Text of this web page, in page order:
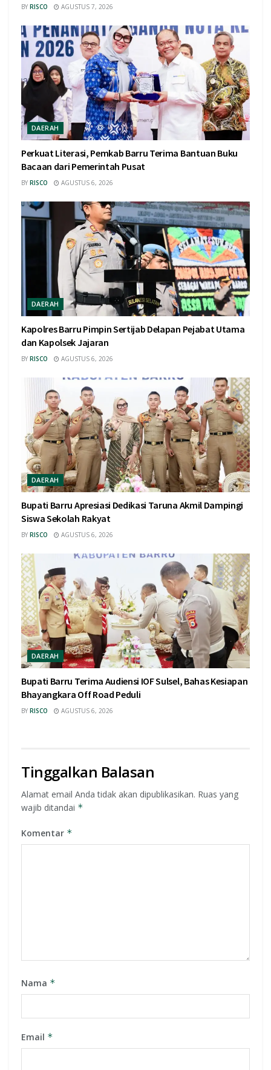
BY RISCO AGUSTUS 7, 2026
DAERAH
Perkuat Literasi, Pemkab Barru Terima Bantuan Buku
Bacaan dari Pemerintah Pusat
BY RISCO AGUSTUS 6, 2026
DAERAH
Kapolres Barru Pimpin Sertijab Delapan Pejabat Utama
dan Kapolsek Jajaran
BY RISCO AGUSTUS 6, 2026
DAERAH
Bupati Barru Apresiasi Dedikasi Taruna Akmil Dampingi
Siswa Sekolah Rakyat
BY RISCO AGUSTUS 6, 2026
DAERAH
Bupati Barru Terima Audiensi IOF Sulsel, Bahas Kesiapan
Bhayangkara Off Road Peduli
BY RISCO AGUSTUS 6, 2026
Tinggalkan Balasan
Alamat email Anda tidak akan dipublikasikan. Ruas yang
wajib ditandai *
Komentar *
Nama *
Email *